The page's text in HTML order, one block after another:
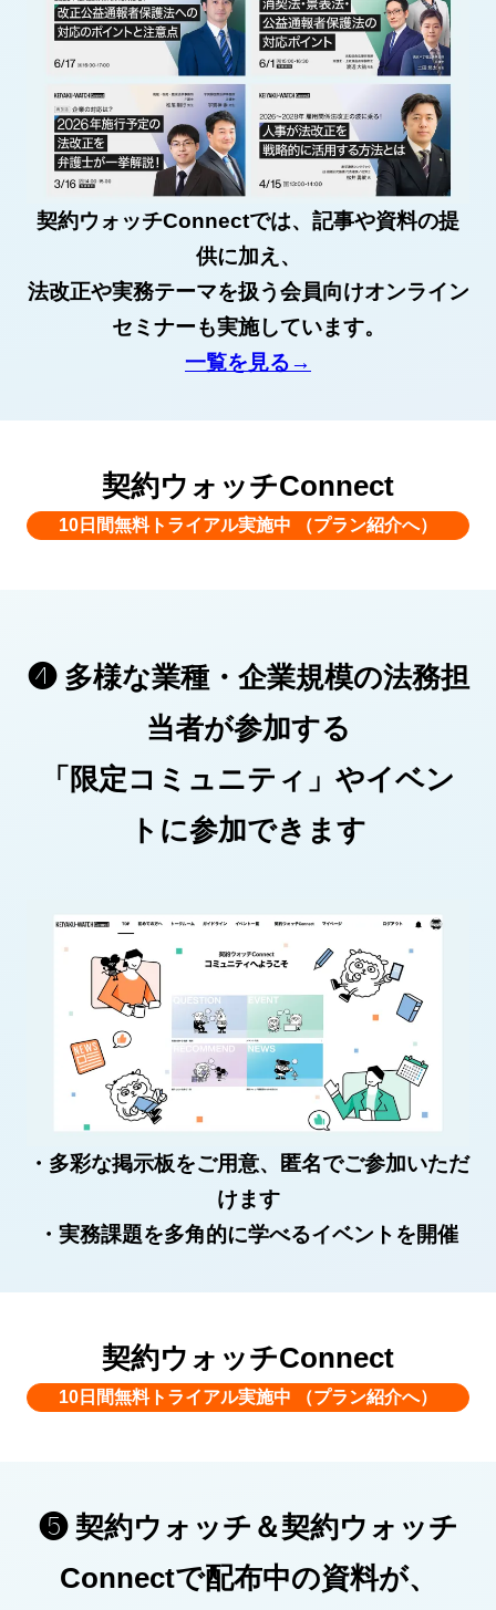
契約ウォッチConnectでは、記事や資料の提
供に加え、
法改正や実務テーマを扱う会員向けオンライン
セミナーも実施しています。
一覧を見る→
契約ウォッチConnect
10日間無料トライアル実施中 （プラン紹介へ）
❹ 多様な業種・企業規模の法務担
当者が参加する
「限定コミュニティ」やイベン
トに参加できます
・多彩な掲示板をご用意、匿名でご参加いただ
けます
・実務課題を多角的に学べるイベントを開催
契約ウォッチConnect
10日間無料トライアル実施中 （プラン紹介へ）
❺ 契約ウォッチ＆契約ウォッチ
Connectで配布中の資料が、